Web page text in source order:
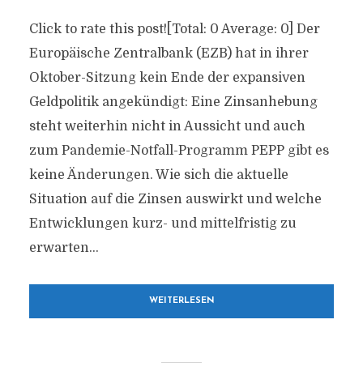
Click to rate this post![Total: 0 Average: 0] Der
Europäische Zentralbank (EZB) hat in ihrer
Oktober-Sitzung kein Ende der expansiven
Geldpolitik angekündigt: Eine Zinsanhebung
steht weiterhin nicht in Aussicht und auch
zum Pandemie-Notfall-Programm PEPP gibt es
keine Änderungen. Wie sich die aktuelle
Situation auf die Zinsen auswirkt und welche
Entwicklungen kurz- und mittelfristig zu
erwarten...
WEITERLESEN